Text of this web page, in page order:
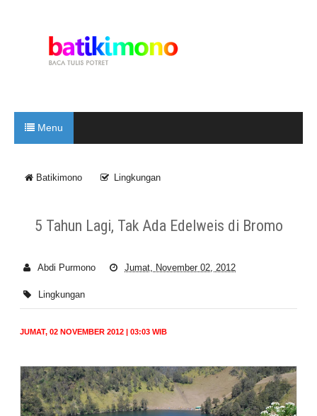
Menu
Batikimono Lingkungan
5 Tahun Lagi, Tak Ada Edelweis di Bromo
Abdi Purmono Jumat, November 02, 2012
Lingkungan
JUMAT, 02 NOVEMBER 2012 | 03:03 WIB